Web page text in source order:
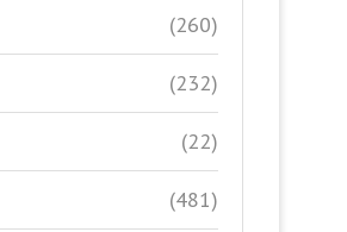
(260)
(232)
(22)
(481)